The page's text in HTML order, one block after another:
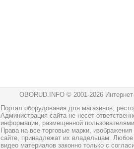
OBORUD.INFO © 2001-2026
Портал оборудования для магазинов,
Администрация сайта не несет
информации, размещенной
Права на все торговые марки,
сайте, принадлежат их владельцам.
видео материалов законно только с